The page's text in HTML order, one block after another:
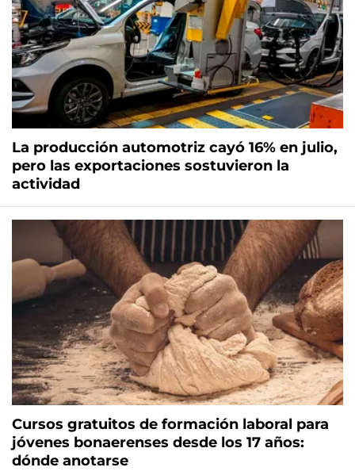
La producción automotriz cayó 16% en julio,
pero las exportaciones sostuvieron la
actividad
Cursos gratuitos de formación laboral para
jóvenes bonaerenses desde los 17 años:
dónde anotarse